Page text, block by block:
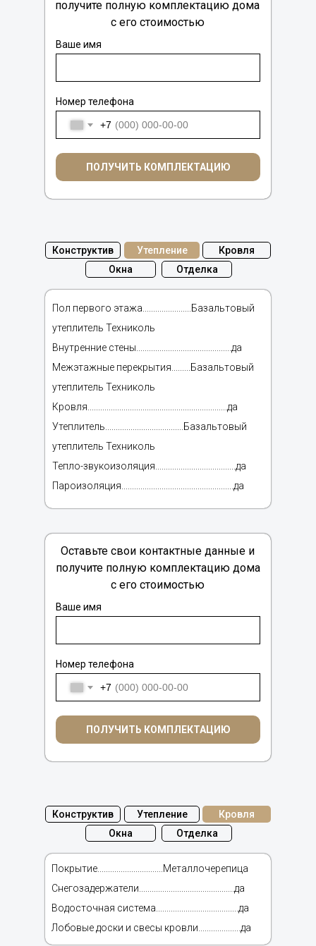
Ваше имя
Номер телефона
+7
ПОЛУЧИТЬ КОМПЛЕКТАЦИЮ
получите полную комплектацию дома
с его стоимостью
Отделка
Окна
Кровля
Утепление
Конструктив
Пол первого этажа.......................Базальтовый
утеплитель Техниколь
Внутренние стены.............................................да
Межэтажные перекрытия.........Базальтовый
утеплитель Техниколь
Кровля..................................................................да
Утеплитель.....................................Базальтовый
утеплитель Техниколь
Тепло-звукоизоляция......................................да
Пароизоляция.....................................................да
Ваше имя
Номер телефона
+7
ПОЛУЧИТЬ КОМПЛЕКТАЦИЮ
Оставьте свои контактные данные и
получите полную комплектацию дома
с его стоимостью
Конструктив Утепление
Кровля
Окна
Отделка
Покрытие...............................Металлочерепица
Снегозадержатели.............................................да
Водосточная система.......................................да
Лобовые доски и свесы кровли....................да